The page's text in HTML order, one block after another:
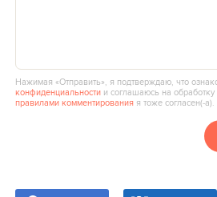
Нажимая «Отправить», я подтверждаю, что
конфиденциальности и соглашаюсь на
правилами комментирования я тоже согласен(‑а).